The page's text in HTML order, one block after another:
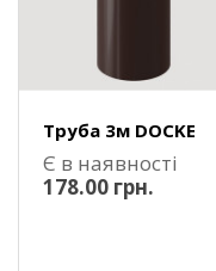
Труба 3м DOCKE
Є в наявності
178.00 грн.